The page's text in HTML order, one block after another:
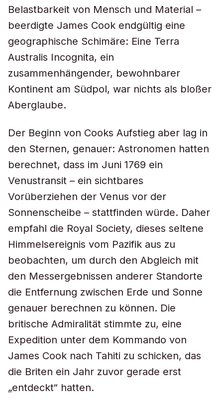
Belastbarkeit von Mensch und Material –
beerdigte James Cook endgültig eine
geographische Schimäre: Eine Terra
Australis Incognita, ein
zusammenhängender, bewohnbarer
Kontinent am Südpol, war nichts als bloßer
Aberglaube.
Der Beginn von Cooks Aufstieg aber lag in
den Sternen, genauer: Astronomen hatten
berechnet, dass im Juni 1769 ein
Venustransit – ein sichtbares
Vorüberziehen der Venus vor der
Sonnenscheibe – stattfinden würde. Daher
empfahl die Royal Society, dieses seltene
Himmelsereignis vom Pazifik aus zu
beobachten, um durch den Abgleich mit
den Messergebnissen anderer Standorte
die Entfernung zwischen Erde und Sonne
genauer berechnen zu können. Die
britische Admiralität stimmte zu, eine
Expedition unter dem Kommando von
James Cook nach Tahiti zu schicken, das
die Briten ein Jahr zuvor gerade erst
„entdeckt“ hatten.